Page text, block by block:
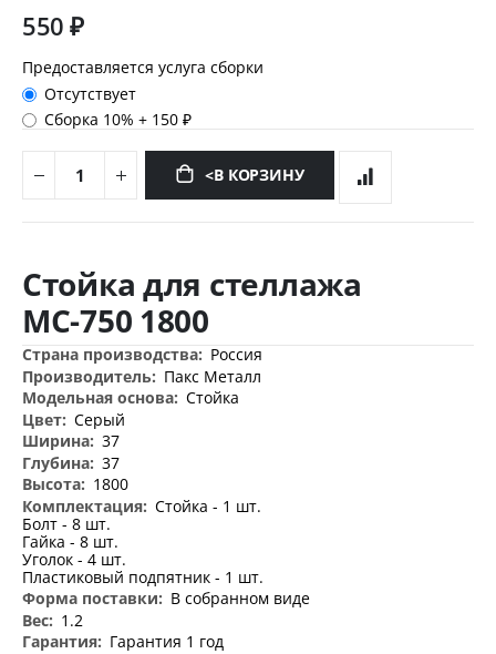
550 ₽
Предоставляется услуга сборки
Отсутствует
Сборка 10%+ 150 ₽
<В КОРЗИНУ
началу
изображений
Стойка для стеллажа
МС-750 1800
Дополнительная
информация
Россия
Пакс Металл
Стойка
Серый
37
37
1800
Стойка - 1 шт.
Болт - 8 шт.
Гайка - 8 шт.
Уголок - 4 шт.
Пластиковый подпятник - 1 шт.
В собранном виде
1.2
Гарантия 1 год